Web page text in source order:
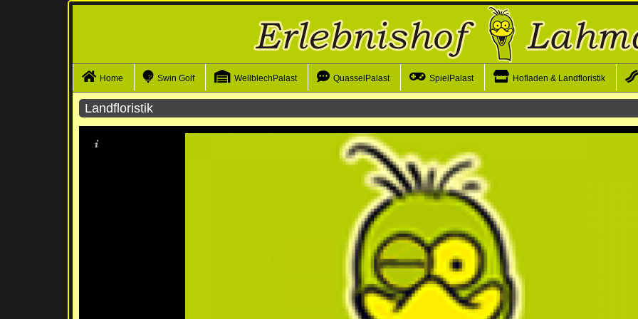
Navigation überspringen
Home
Swin Golf WellblechPalast QuasselPalast SpielPalast Hofladen & Landfloristik
Landfloristik